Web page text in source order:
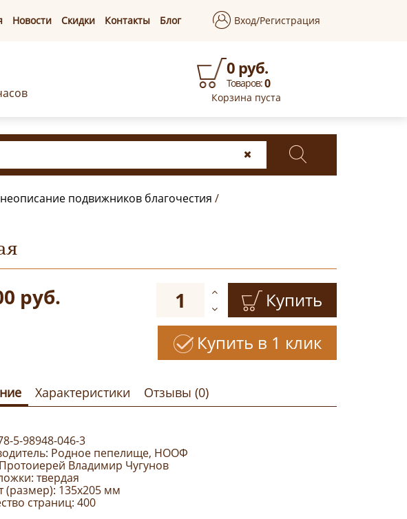
Новости Скидки Контакты Блог Вход/Регистрация
0 руб.
Товаров:0
Корзина пуста
подвижников благочестия /
руб.
Купить
Купить в 1 клик
Характеристики Отзывы (0)
5-98948-046-3
Родное пепелище, НООФ
Владимир Чугунов
твердая
(размер): 135х205 мм
страниц: 400